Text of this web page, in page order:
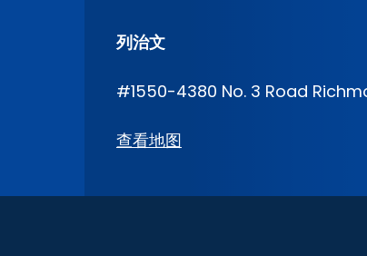
列治文
#1550-4380 No. 3 Road
查看地图